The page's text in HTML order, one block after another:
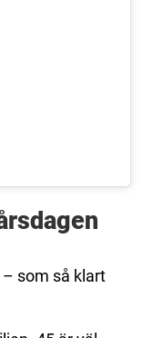
som så klart